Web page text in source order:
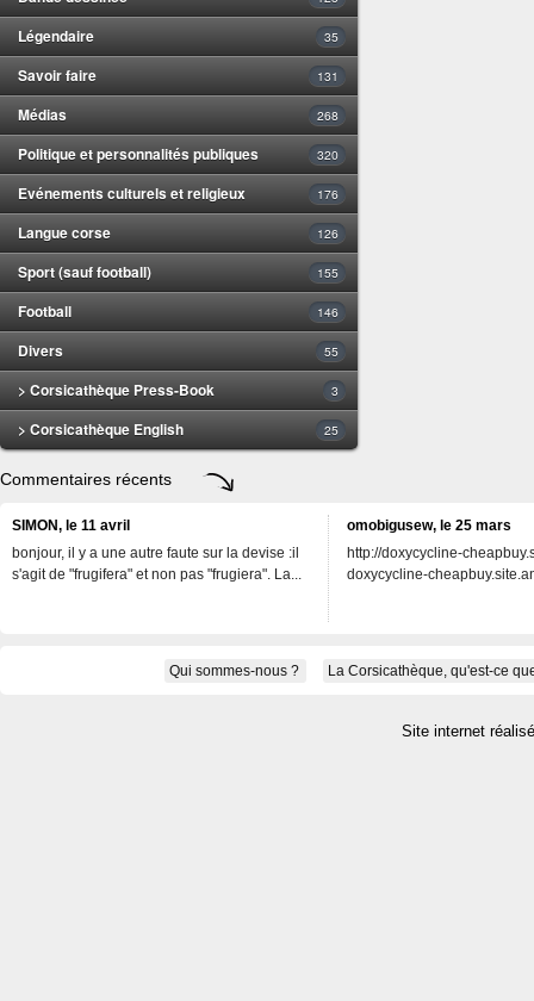
Légendaire 35
Savoir faire 131
Médias 268
Politique et personnalités publiques 320
Evénements culturels et religieux 176
Langue corse 126
Sport (sauf football) 155
Football 146
Divers 55
> Corsicathèque Press-Book 3
> Corsicathèque English 25
Commentaires récents
SIMON, le 11 avril
bonjour, il y a une autre faute sur la devise :il
s'agit de "frugifera" et non pas "frugiera". La...
omobigusew, le 25 mars
http://doxycycline-
doxycycline-
Qui sommes-nous ? La Corsicathèque, qu'est-ce
Site internet